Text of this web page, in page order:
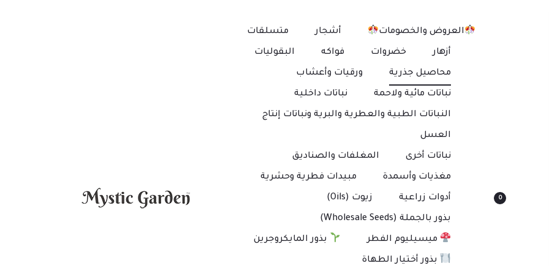
0
العروض والخصومات أشجار متسلقات
أزهار خضروات فواكه البقوليات
محاصيل جذرية ورقيات وأعشاب
نباتات مائية ولاحمة نباتات داخلية
النباتات الطبية والعطرية والبرية ونباتات إنتاج
العسل
نباتات أخرى المغلفات والصناديق
مغذيات وأسمدة مبيدات فطرية وحشرية
أدوات زراعية زيوت (Oils)
بذور بالجملة (Wholesale Seeds)
ميسيليوم الفطر بذور المايكروجرين
بذور أختيار الطهاة